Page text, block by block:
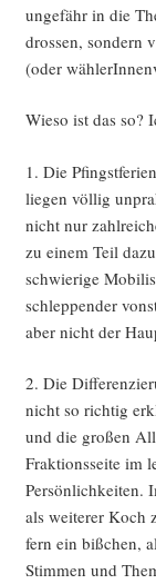
unge­fähr in die
dros­sen, son­dern
(oder
Wie­so ist das so?
1. Die
lie­gen völ­lig
nicht nur
zu einem Teil
schwie­ri­ge
schlep­pen­der
aber nicht der
2. Die
nicht so rich­tig
und die gro­ßen
Frak­ti­ons­sei­te im
Per­sön­lich­kei­ten.
als wei­te­rer Koch
fern ein biß­chen,
Stim­men und